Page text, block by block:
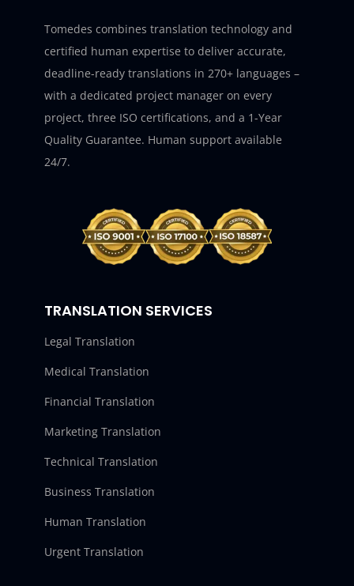
Tomedes combines translation technology and
certified human expertise to deliver accurate,
deadline-ready translations in 270+ languages –
with a dedicated project manager on every
project, three ISO certifications, and a 1-Year
Quality Guarantee. Human support available
24/7.
TRANSLATION SERVICES
Legal Translation
Medical Translation
Financial Translation
Marketing Translation
Technical Translation
Business Translation
Human Translation
Urgent Translation